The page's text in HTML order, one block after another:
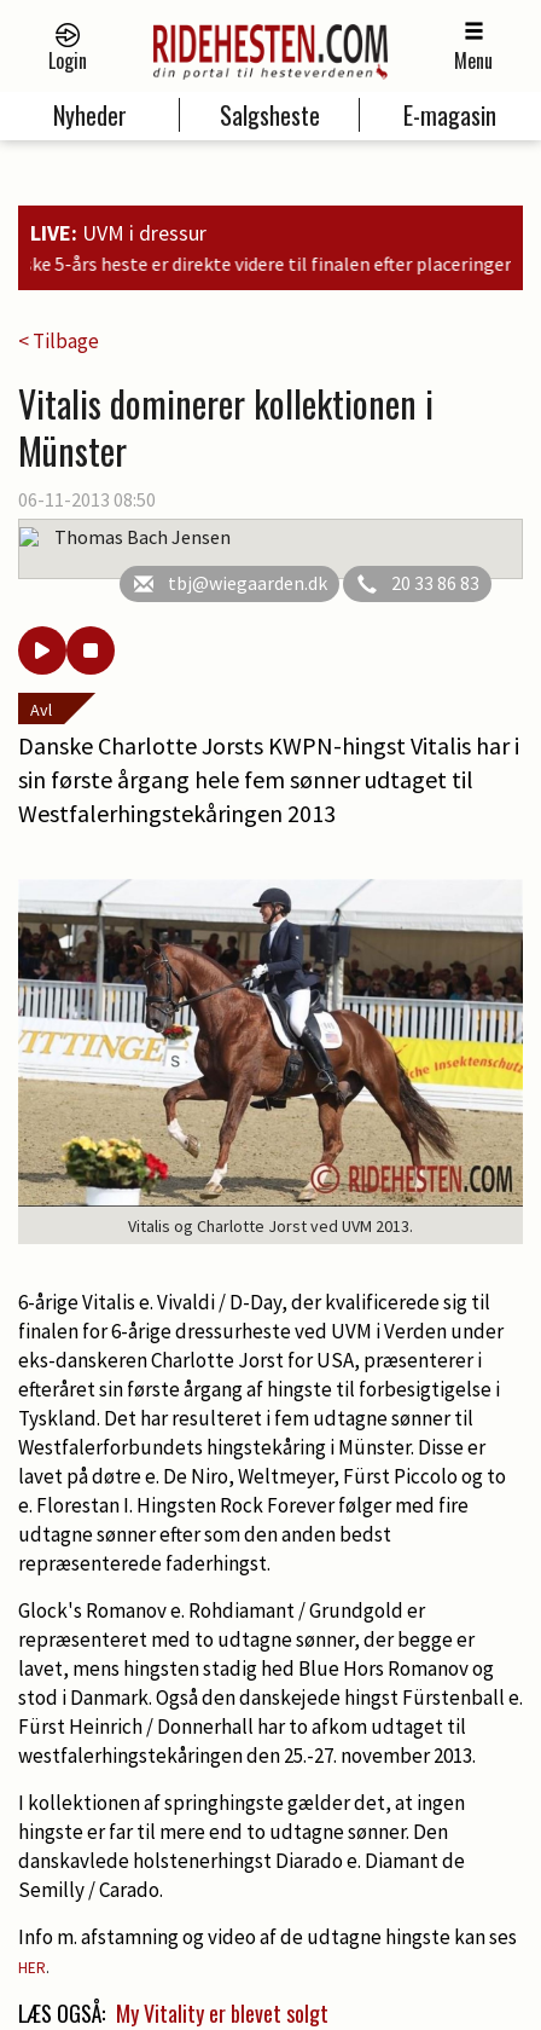
Login Menu
Nyheder Salgsheste E-magasin
LIVE: UVM i dressur
til finalen efter placeringer i kvalifikationen som nr. 6, 9 og
< Tilbage
Vitalis dominerer kollektionen i
Münster
06-11-2013 08:50
Thomas Bach Jensen
tbj@wiegaarden.dk
20 33 86 83
Avl
Danske Charlotte Jorsts KWPN-hingst Vitalis har i
sin første årgang hele fem sønner udtaget til
Westfalerhingstekåringen 2013
Vitalis og Charlotte Jorst ved UVM 2013.
6-årige Vitalis e. Vivaldi / D-Day, der kvalificerede sig til
finalen for 6-årige dressurheste ved UVM i Verden under
eks-danskeren Charlotte Jorst for USA, præsenterer i
efteråret sin første årgang af hingste til forbesigtigelse i
Tyskland. Det har resulteret i fem udtagne sønner til
Westfalerforbundets hingstekåring i Münster. Disse er
lavet på døtre e. De Niro, Weltmeyer, Fürst Piccolo og to
e. Florestan I. Hingsten Rock Forever følger med fire
udtagne sønner efter som den anden bedst
repræsenterede faderhingst.
Glock's Romanov e. Rohdiamant / Grundgold er
repræsenteret med to udtagne sønner, der begge er
lavet, mens hingsten stadig hed Blue Hors Romanov og
stod i Danmark. Også den danskejede hingst Fürstenball e.
Fürst Heinrich / Donnerhall har to afkom udtaget til
westfalerhingstekåringen den 25.-27. november 2013.
I kollektionen af springhingste gælder det, at ingen
hingste er far til mere end to udtagne sønner. Den
danskavlede holstenerhingst Diarado e. Diamant de
Semilly / Carado.
Info m. afstamning og video af de udtagne hingste kan ses
HER.
LÆS OGSÅ: My Vitality er blevet solgt